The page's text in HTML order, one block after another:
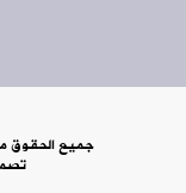
جميع الحقوق